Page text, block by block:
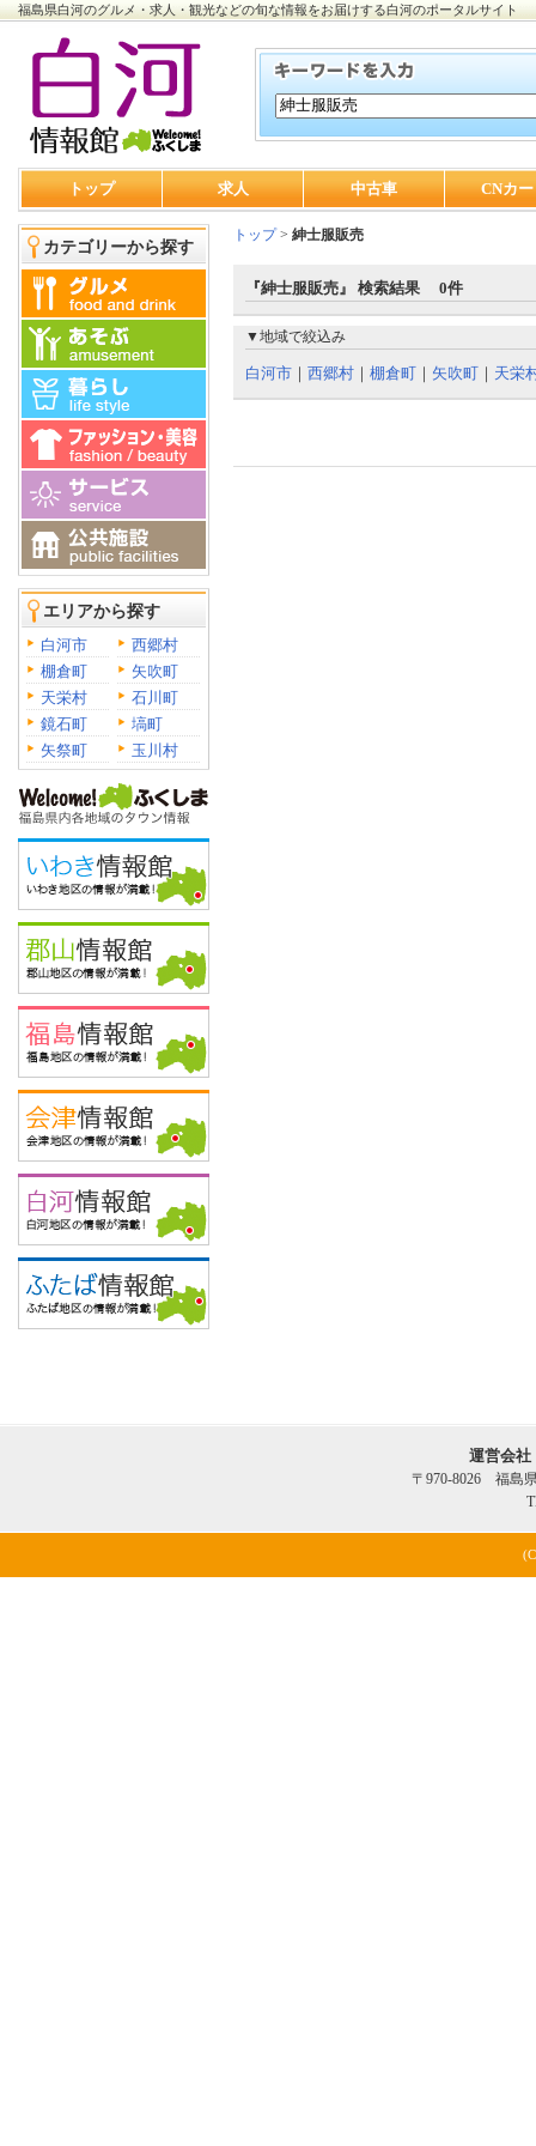
福島県白河のグルメ・求人・観光などの旬な情報をお届けする白河のポータルサイト
トップ 求人 中古車 CNカ
カテゴリーから探す
エリアから探す
白河市
西郷村
棚倉町
矢吹町
天栄村
石川町
鏡石町
塙町
矢祭町
玉川村
トップ> 紳士服販売
『紳士服販売』 検索結果 0件
▼地域で絞込み
白河市 ｜ 西郷村 ｜ 棚倉町 ｜ 矢吹町 ｜ 天栄
運営会
〒970-8026 福島